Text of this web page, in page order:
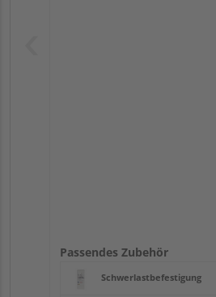
Passendes Zubehör
Schwerlastbefestigung